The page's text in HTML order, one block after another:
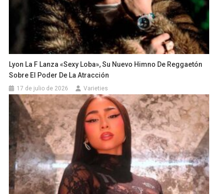
Lyon La F Lanza «Sexy Loba», Su Nuevo Himno De Reggaetón
Sobre El Poder De La Atracción
17 de julio de 2026 Varieties